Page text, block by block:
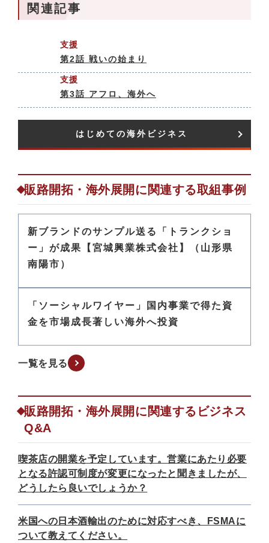
関連記事
支援
第2話 戦いの始まり
支援
第3話 アフロ、海外へ
はじめての海外ビジネス​
販路開拓・海外展開に関連する取組事例
新ブランドのサンプル送る「トランクショ
ー」が成果【宮城興業株式会社】（山形県
南陽市）
「ソーシャルワイヤー」国内事業で得た資
金を市場成長著しい海外へ投資
一覧を見る
販路開拓・海外展開に関連するビジネス
Q&A
喫茶店の開業を予定しています。営業にあたり必要
となる許認可制度が変更になったと聞きましたが、
どうしたら良いでしょうか？
米国への日本酒輸出のために対応すべき、FSMAに
ついて教えてください。